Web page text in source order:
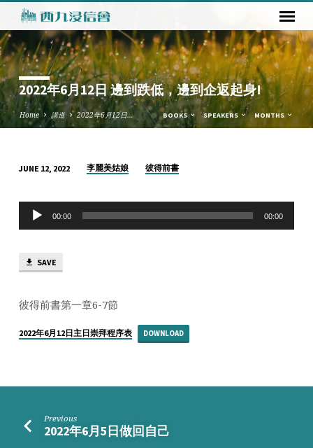
2022年6月12日 邊到跌低，邊到企返起身!
Home 講道 2022年6月12日… BOOKS SPEAKERS MONTHS
年
月
日
到
低，
企
起
身!
JUNE 12, 2022 李麗美姑娘 彼得前書
Audio
Player
00:00 00:00
SAVE
彼得前書第一章6-7節
2022年6月12日主日崇拜程序表 DOWNLOAD
Previous
2022年6月5日做回自己